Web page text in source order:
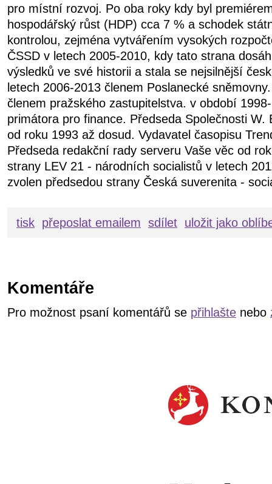
pro místní rozvoj. Po oba roky kdy byl
hospodářský růst (HDP) cca 7 % a schodek
kontrolou, zejména vytvářením vysokých
ČSSD v letech 2005-2010, kdy tato strana
výsledků ve své historii a stala se nejsilnější
letech 2006-2013 členem Poslanecké
členem pražského zastupitelstva. v období
primátora pro finance. Předseda Společnosti W.
od roku 1993 až dosud. Vydavatel časopisu
Předseda redakční rady serveru Vaše věc od
strany LEV 21 - národních socialistů v letech
zvolen předsedou strany Česká suverenita -
tisk přeposlat emailem sdílet uložit jako
Komentáře
Pro možnost psaní komentářů se přihlašte nebo